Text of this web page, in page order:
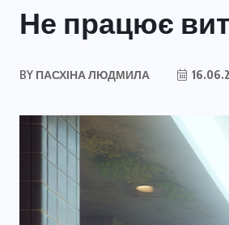
Не працює
BY ПАСХІНА ЛЮДМИЛА